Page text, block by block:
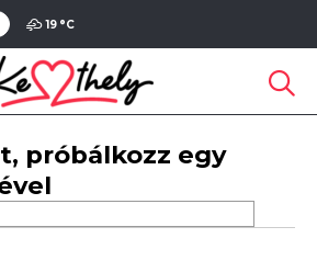
19 °C
próbálkozz egy